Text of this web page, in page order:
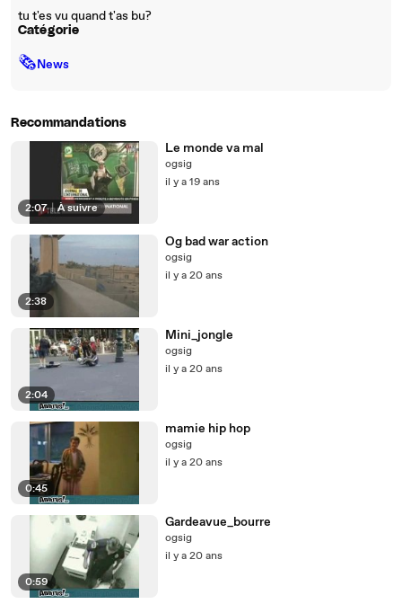
tu t'es vu quand t'as bu?
Catégorie
🗞News
Recommandations
2:07 | À suivre
Le monde va mal
ogsig
il y a 19 ans
2:38
Og bad war action
ogsig
il y a 20 ans
2:04
Mini_jongle
ogsig
il y a 20 ans
0:45
mamie hip hop
ogsig
il y a 20 ans
0:59
Gardeavue_bourre
ogsig
il y a 20 ans